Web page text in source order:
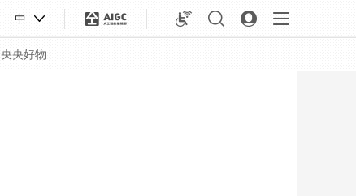
中
央央好物